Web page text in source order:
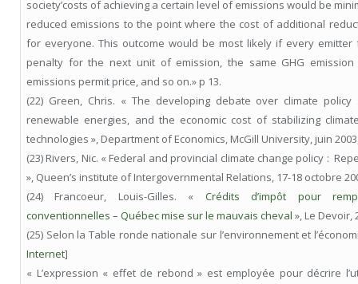
society’costs of achieving a certain level of emissions would be
reduced emissions to the point where the cost of additional
for everyone. This outcome would be most likely if every emitter
penalty for the next unit of emission, the same GHG
emissions permit price, and so on.» p 13.
(22) Green, Chris. « The developing debate over climate
renewable energies, and the economic cost of stabilizing
technologies », Department of Economics, McGill University, juin
(23) Rivers, Nic. « Federal and provincial climate change policy :
», Queen’s institute of Intergovernmental Relations, 17-18 octobre
(24) Francoeur, Louis-Gilles. « Crédits d’impôt pour
conventionnelles – Québec mise sur le mauvais cheval », Le Devoir,
(25) Selon la Table ronde nationale sur l’environnement et
Internet]
« L’expression « effet de rebond » est employée pour décrire